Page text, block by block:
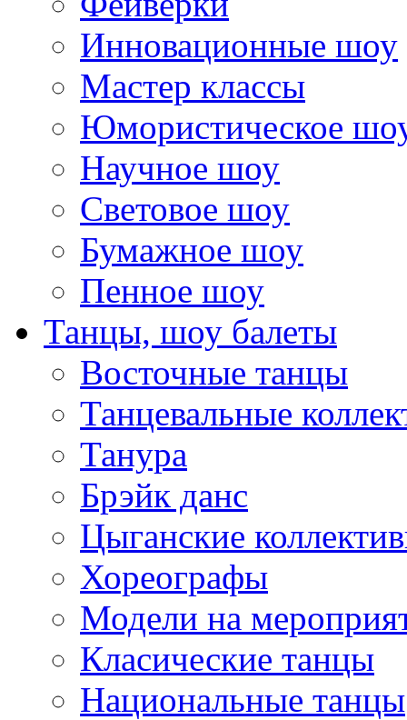
Инновационные шоу
Мастер классы
Юмористическое
Научное шоу
Световое шоу
Бумажное шоу
Пенное шоу
Танцы, шоу балеты
Восточные танцы
Танцевальные
Танура
Брэйк данс
Цыганские
Хореографы
Модели на
Класические танцы
Национальные танцы